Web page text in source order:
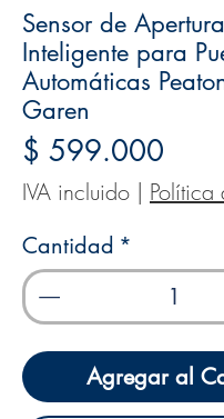
Sensor de Apertura
Inteligente para
Automáticas
Garen
$ 599.000
IVA incluido | Política
Cantidad *
Agregar al